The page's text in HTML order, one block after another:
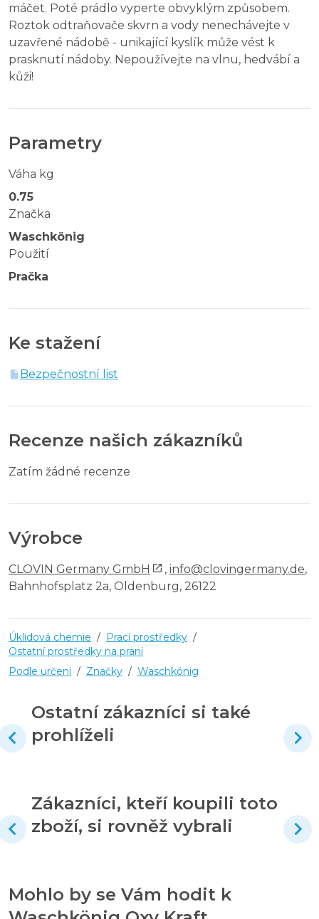
máčet. Poté prádlo vyperte obvyklým způsobem.
Roztok odtraňovače skvrn a vody nenechávejte v
uzavřené nádobě - unikající kyslík může vést k
prasknutí nádoby. Nepoužívejte na vlnu, hedvábí a
kůži!
Parametry
Váha kg
0.75
Značka
Waschkönig
Použití
Pračka
Ke stažení
Bezpečnostní list
Recenze našich zákazníků
Zatím žádné recenze
Výrobce
CLOVIN Germany GmbH , info@clovingermany.de,
Bahnhofsplatz 2a, Oldenburg, 26122
Úklidová chemie / Prací prostředky /
Ostatní prostředky na praní
Podle určení / Značky / Waschkönig
Ostatní zákazníci si také
prohlíželi
Zákazníci, kteří koupili toto
zboží, si rovněž vybrali
Mohlo by se Vám hodit k